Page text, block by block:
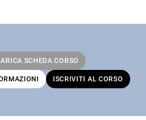
SCHEDA CORSO
ISCRIVITI AL CORSO